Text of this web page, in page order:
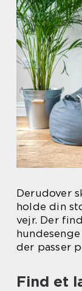
Derudover
holde din
vejr. Der
der passer
Find et